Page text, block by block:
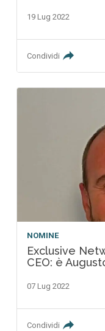
19 Lug 2022
Condividi
NOMINE
Exclusive
CEO: è
07 Lug 2022
Condividi